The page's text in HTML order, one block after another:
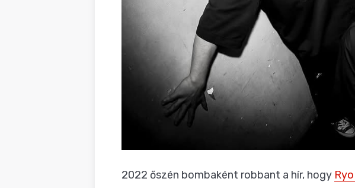
2022 őszén bombaként robbant a hír, hogy